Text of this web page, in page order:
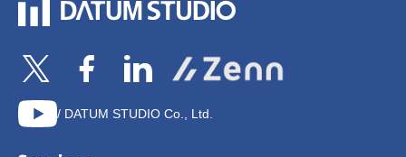
/ DATUM STUDIO Co., Ltd.